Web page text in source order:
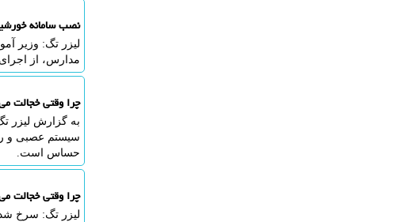
نصب سامانه خورشیدی در 12
مدارس، از اجرای طرح
چرا وقتی خجالت
به گزارش لیزر
سیستم عصبی و
حساس است.
چرا وقتی خجالت
لیزر تگ: سرخ